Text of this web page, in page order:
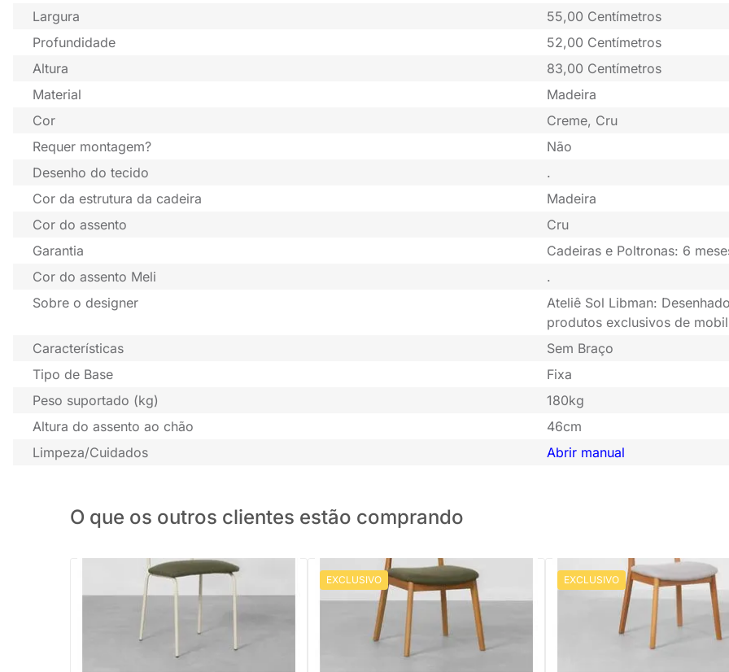
Largura
55,00 Centímetros
Profundidade
52,00 Centímetros
Altura
83,00 Centímetros
Material
Madeira
Cor
Creme, Cru
Requer montagem?
Não
Desenho do tecido
.
Cor da estrutura da cadeira
Madeira
Cor do assento
Cru
Garantia
Cadeiras e Poltronas: 6
Cor do assento Meli
.
Sobre o designer
Ateliê Sol Libman:
produtos exclusivos de
Características
Sem Braço
Tipo de Base
Fixa
Peso suportado (kg)
180kg
Altura do assento ao chão
46cm
Limpeza/Cuidados
Abrir manual
O que os outros clientes estão comprando
PRONTA ENTREGA
Cadeira Ribs - Bege e Verde Pesto
EXCLUSIVO PRONTA ENTREGA
Cadeira Dalí Palha Larga - Verde Pesto
EXCLUSIVO PRONTA ENTREGA
Cadeira Lalá Estofada - Trigo